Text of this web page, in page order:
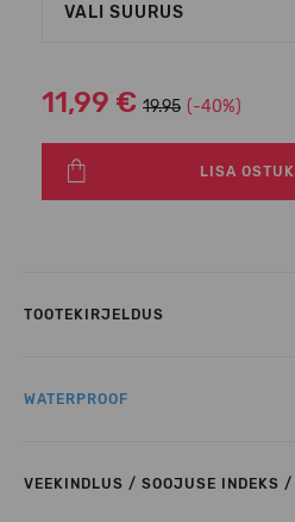
VALI SUURUS
11,99 € 19.95 (-40%)
LISA
TOOTEKIRJELDUS
WATERPROOF
VEEKINDLUS / SOOJUSE INDEKS